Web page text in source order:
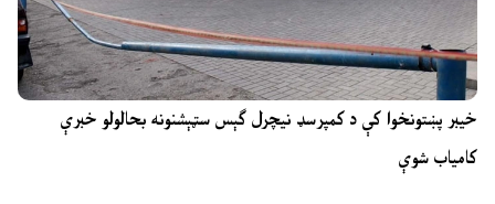
خیبر پښتونخوا کې د کمپرسډ نیچرل ګېس سټېشنونه بحالولو خبرې
کامیاب شوې